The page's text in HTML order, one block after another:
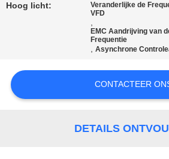
Hoog licht:
Veranderlijke de
VFD
,
EMC Aandrijving van
Frequentie
,Asynchrone
CONTACTEER
DETAILS